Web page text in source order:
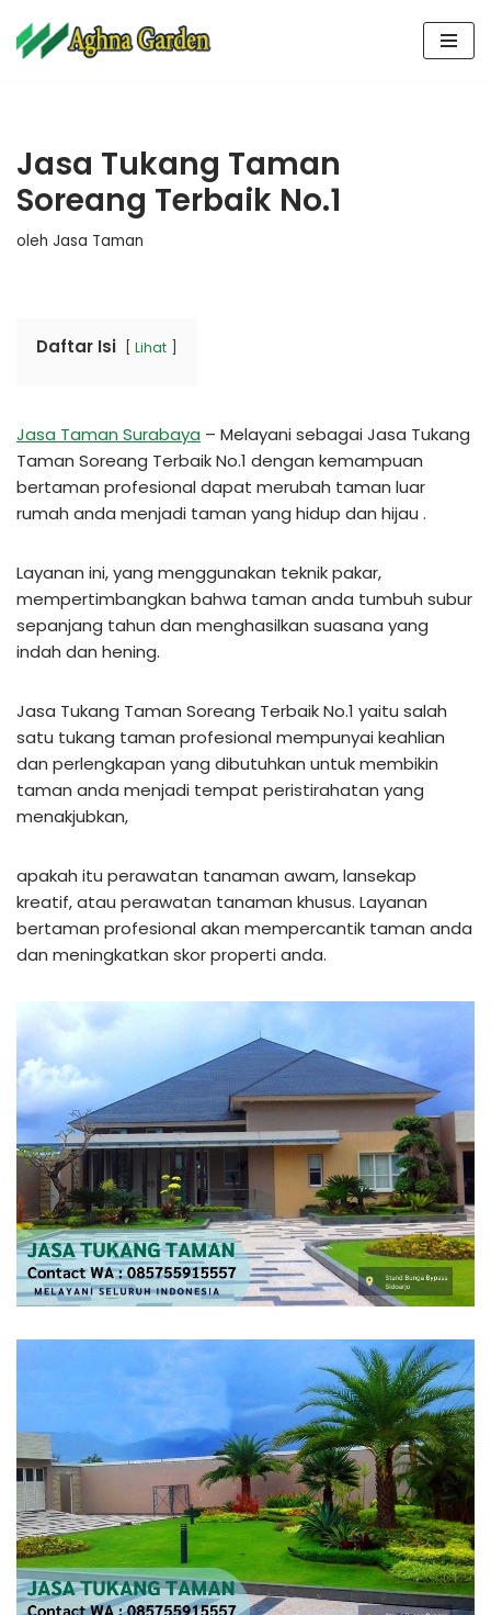
Lompat
Jasa Tukang Taman
Soreang Terbaik No.1
oleh Jasa Taman
Daftar Isi Lihat
Jasa Taman Surabaya – Melayani sebagai Jasa Tukang
Taman Soreang Terbaik No.1 dengan kemampuan
bertaman profesional dapat merubah taman luar
rumah anda menjadi taman yang hidup dan hijau .
Layanan ini, yang menggunakan teknik pakar,
mempertimbangkan bahwa taman anda tumbuh subur
sepanjang tahun dan menghasilkan suasana yang
indah dan hening.
Jasa Tukang Taman Soreang Terbaik No.1 yaitu salah
satu tukang taman profesional mempunyai keahlian
dan perlengkapan yang dibutuhkan untuk membikin
taman anda menjadi tempat peristirahatan yang
menakjubkan,
apakah itu perawatan tanaman awam, lansekap
kreatif, atau perawatan tanaman khusus. Layanan
bertaman profesional akan mempercantik taman anda
dan meningkatkan skor properti anda.